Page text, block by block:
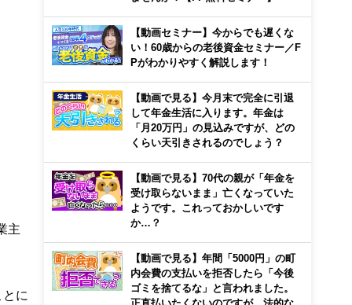
主
に
【動画セミナー】今からでも遅くな
い！60歳からの老後資金セミナー／F
Pがわかりやすく解説します！
【動画で見る】今月末で完全に引退
して年金生活に入ります。年金は
「月20万円」の見込みですが、どの
くらい天引きされるのでしょう？
【動画で見る】70代の親が「年金を
受け取らないまま」亡くなっていた
ようです。これっておかしいです
か…？
【動画で見る】年間「5000円」の町
内会費の支払いを拒否したら「今後
ゴミを捨てるな」と言われました。
正直払いたくないのですが、法的な